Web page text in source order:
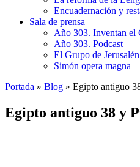
Encuadernación y
Sala de prensa
Año 303. Inventan el
Año 303. Podcast
El Grupo de Jerusalén
Simón opera magna
Portada » Blog » Egipto antiguo
Egipto antiguo 38 y